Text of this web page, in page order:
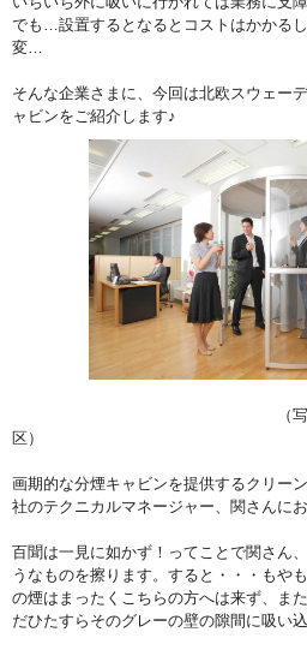
でも…設置するとなるとコストはかかる
変…
そんな企業さまに、今回は北欧スウェー
ャビンをご紹介します♪
（写真：スウェー
区）
画期的な分煙キャビンを提供するクリー
社のテクニカルマネージャー、関さんに
百聞は一見に如かず！ってことで関さん
うなものを擦ります。すると・・・もや
の煙はまったくこちらの方へは来ず、ま
だひたすらそのグレーの壁の隙間に吸い